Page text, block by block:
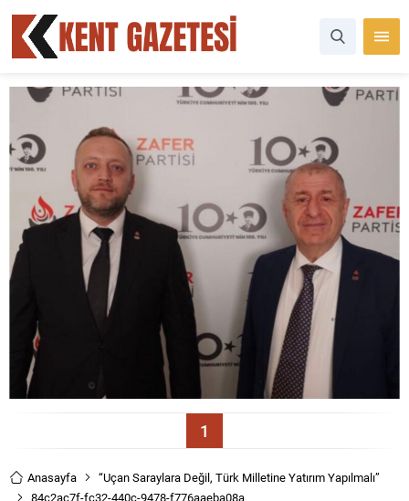
1
Anasayfa
“Uçan Saraylara Değil, Türk Milletine Yatırım Yapılmalı”
84c2ac7f-fc32-440c-9478-f776aaeba08a